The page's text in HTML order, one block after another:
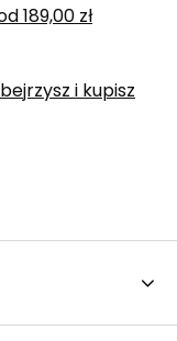
189,00 zł
i kupisz